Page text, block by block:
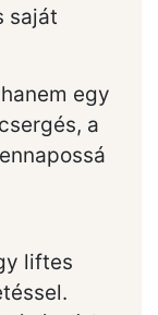
saját
egy
a
liftes